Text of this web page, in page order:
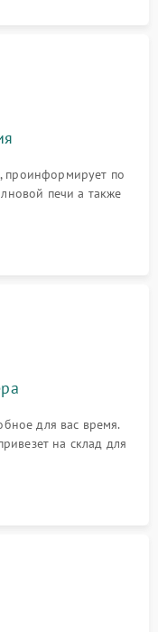
проинформирует по
печи а также
для вас время.
на склад для